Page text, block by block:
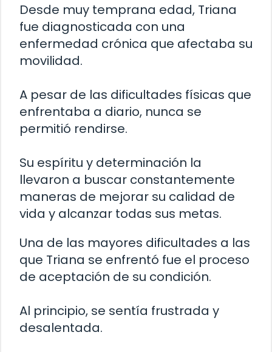
Desde muy temprana edad, Triana
fue diagnosticada con una
enfermedad crónica que afectaba su
movilidad.
A pesar de las dificultades físicas que
enfrentaba a diario, nunca se
permitió rendirse.
Su espíritu y determinación la
llevaron a buscar constantemente
maneras de mejorar su calidad de
vida y alcanzar todas sus metas.
Una de las mayores dificultades a las
que Triana se enfrentó fue el proceso
de aceptación de su condición.
Al principio, se sentía frustrada y
desalentada.